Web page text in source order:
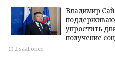
Владимир
упростить
получение
2 saat önce